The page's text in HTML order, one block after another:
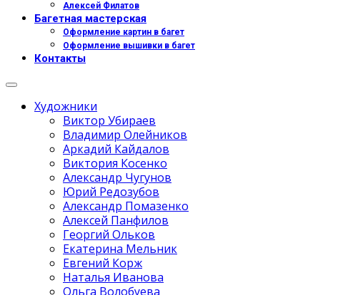
Алексей Филатов
Багетная мастерская
Оформление картин в багет
Оформление вышивки в багет
Контакты
Художники
Виктор Убираев
Владимир Олейников
Аркадий Кайдалов
Виктория Косенко
Александр Чугунов
Юрий Редозубов
Александр Помазенко
Алексей Панфилов
Георгий Ольков
Екатерина Мельник
Евгений Корж
Наталья Иванова
Ольга Волобуева